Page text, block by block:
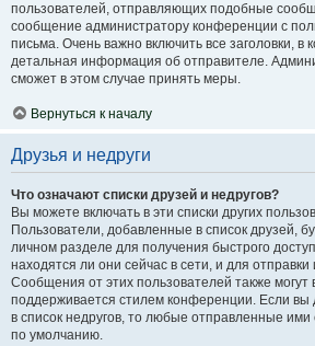
пользователей, отправляющих подобные
сообщение администратору конференции с
письма. Очень важно включить все заголовки, в
детальная информация об отправителе.
сможет в этом случае принять меры.
Вернуться к началу
Друзья и недруги
Что означают списки друзей и недругов?
Вы можете включать в эти списки других
Пользователи, добавленные в список друзей,
личном разделе для получения быстрого
находятся ли они сейчас в сети, и для
Сообщения от этих пользователей также могут
поддерживается стилем конференции. Если вы
в список недругов, то любые отправленные
по умолчанию.